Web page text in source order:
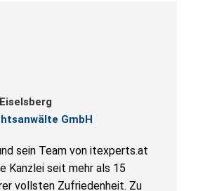
GmbH
sein Team von itexperts.at
Kanzlei seit mehr als 15
vollsten Zufriedenheit. Zu